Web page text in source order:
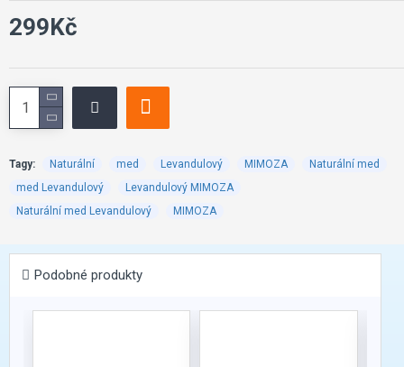
299Kč
Tagy: Naturální med Levandulový MIMOZA
Naturální med
med Levandulový
Levandulový MIMOZA
Naturální med Levandulový
MIMOZA
Podobné produkty